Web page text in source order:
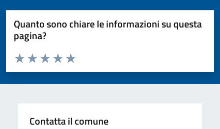
Quanto sono chiare le informazioni su questa
pagina?
Valuta da 1 a 5 stelle la pagina
Valuta 5 stelle su 5
Valuta 4 stelle su 5
Valuta 3 stelle su 5
Valuta 2 stelle su 5
Valuta 1 stelle su 5
Contatta il comune